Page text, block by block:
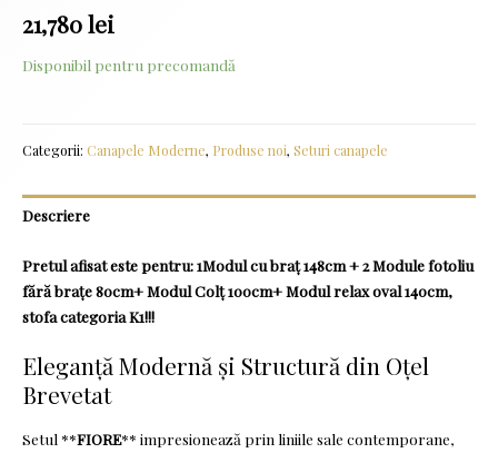
21,780lei
Disponibil pentru precomandă
Categorii: Canapele Moderne, Produse noi, Seturi canapele
Descriere
Pretul afisat este pentru: 1Modul cu braț 148cm + 2 Module fotoliu
fără brațe 80cm+ Modul Colț 100cm+ Modul relax oval 140cm,
stofa categoria K1!!!
Eleganță Modernă și Structură din Oțel
Brevetat
Setul **FIORE** impresionează prin liniile sale contemporane,